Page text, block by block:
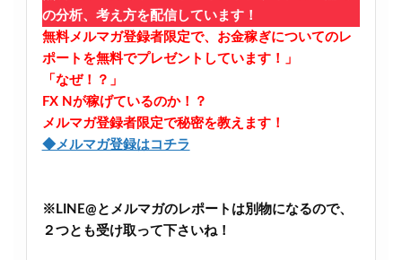
の分析、考え方を配信しています！
無料メルマガ登録者限定で、お金稼ぎについてのレ
ポートを無料でプレゼントしています！」
「なぜ！？」
FX Nが稼げているのか！？
メルマガ登録者限定で秘密を教えます！
◆メルマガ登録はコチラ
※LINE@とメルマガのレポートは別物になるので、
２つとも受け取って下さいね！